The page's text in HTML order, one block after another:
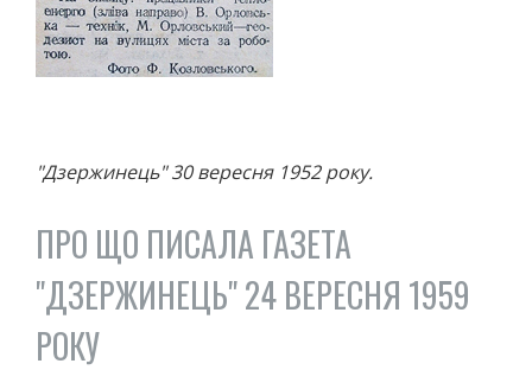
"Дзержинець" 30 вересня 1952 року.
ПРО ЩО ПИСАЛА ГАЗЕТА
"ДЗЕРЖИНЕЦЬ" 24 ВЕРЕСНЯ 1959
РОКУ